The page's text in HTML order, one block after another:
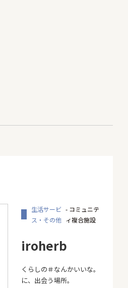
iroherb
生活サービ
ス・その他
- コミュニテ
ィ複合施設
くらしの＃なんかいいな。
に、出会う場所。